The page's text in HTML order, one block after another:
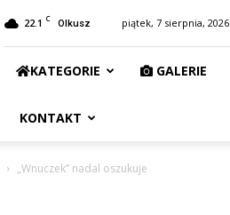
22.1 C Olkusz piątek, 7 sierpnia, 2026
KATEGORIE GALERIE
KONTAKT
„Wnuczek” nadal oszukuje